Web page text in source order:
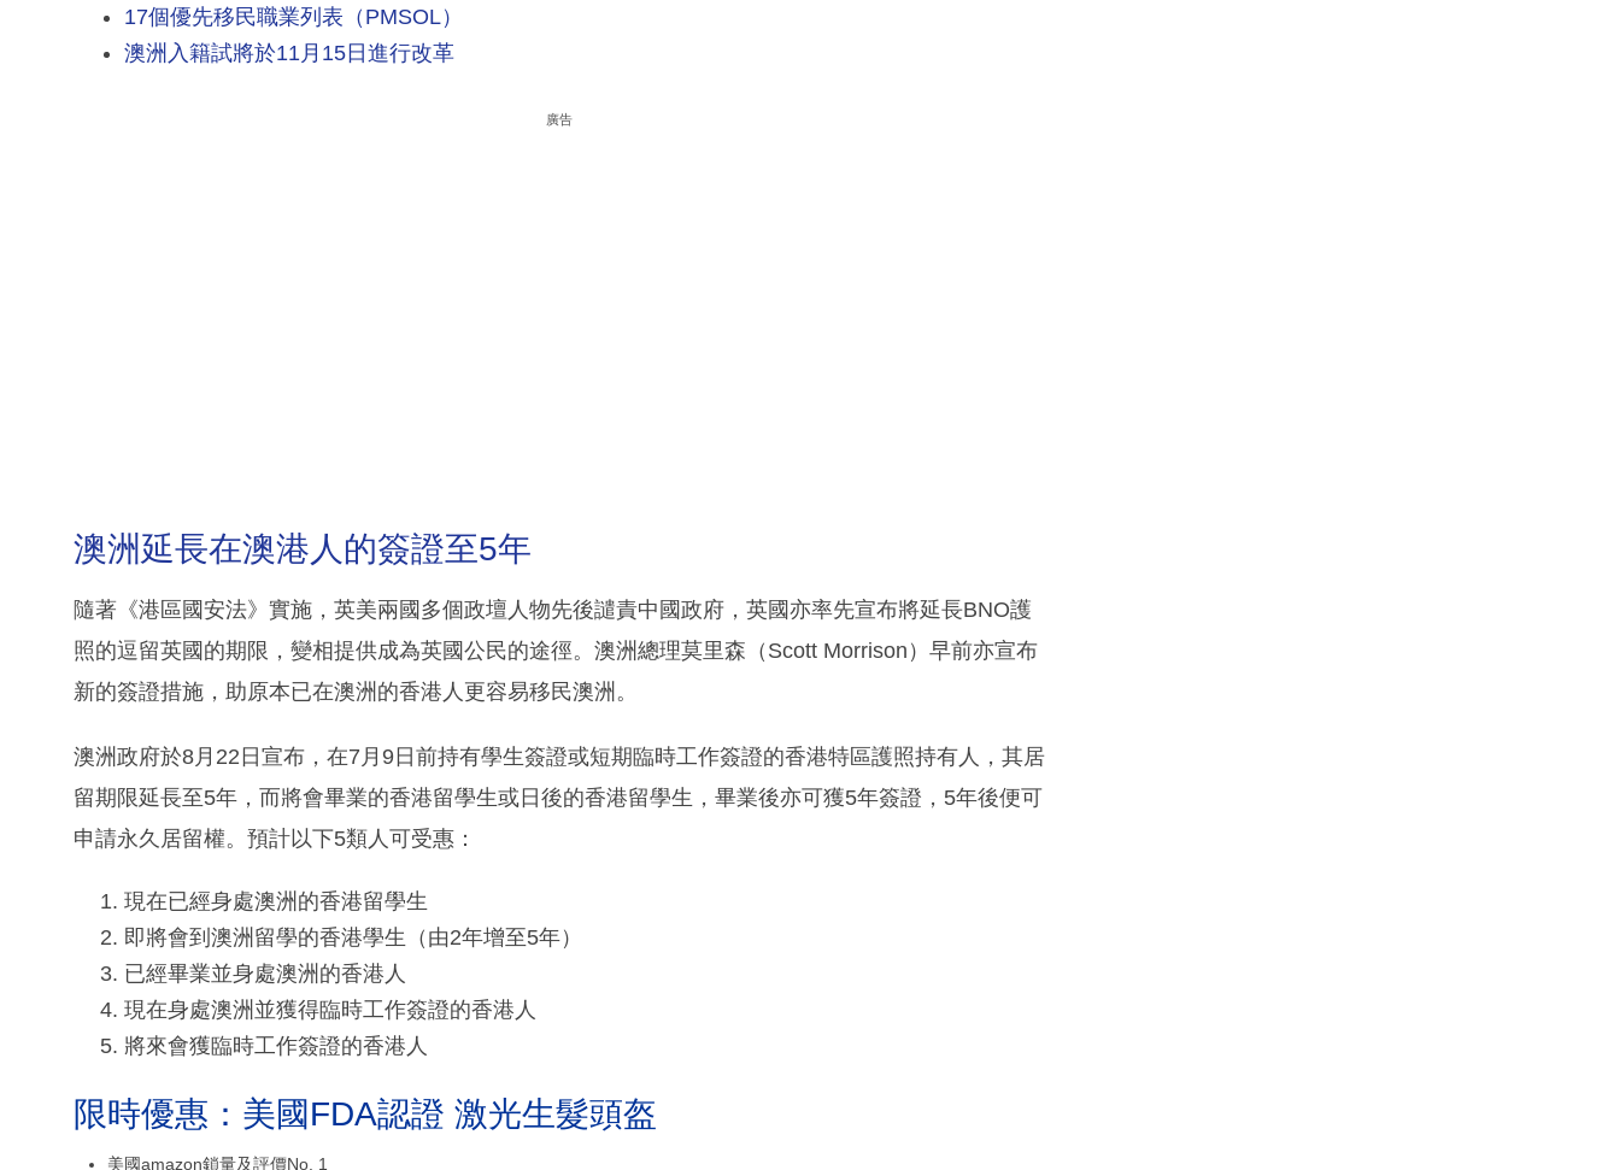
17個優先移民職業列表（PMSOL）
澳洲入籍試將於11月15日進行改革
廣告
澳洲延長在澳港人的簽證至5年
隨著《港區國安法》實施，英美兩國多個政壇人物先後譴責中國政府，英國亦率先宣布將延長BNO護
照的逗留英國的期限，變相提供成為英國公民的途徑。澳洲總理莫里森（Scott Morrison）早前亦宣布
新的簽證措施，助原本已在澳洲的香港人更容易移民澳洲。
澳洲政府於8月22日宣布，在7月9日前持有學生簽證或短期臨時工作簽證的香港特區護照持有人，其居
留期限延長至5年，而將會畢業的香港留學生或日後的香港留學生，畢業後亦可獲5年簽證，5年後便可
申請永久居留權。預計以下5類人可受惠：
現在已經身處澳洲的香港留學生
即將會到澳洲留學的香港學生（由2年增至5年）
已經畢業並身處澳洲的香港人
現在身處澳洲並獲得臨時工作簽證的香港人
將來會獲臨時工作簽證的香港人
限時優惠：美國FDA認證 激光生髮頭盔
美國amazon鎖量及評價No. 1